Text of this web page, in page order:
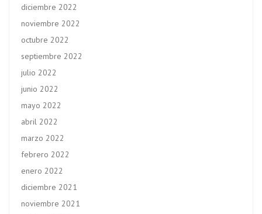
diciembre 2022
noviembre 2022
octubre 2022
septiembre 2022
julio 2022
junio 2022
mayo 2022
abril 2022
marzo 2022
febrero 2022
enero 2022
diciembre 2021
noviembre 2021